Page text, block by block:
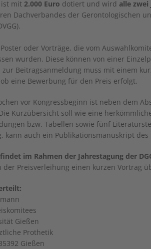
ist mit 2.000 Euro dotiert und wird alle zwei
Dachverbandes der Gerontologischen
oder Vorträge, die vom
wurden. Diese können von einer
Beitragsanmeldung muss mit einem
eine Bewerbung für den Preis erfolgt.
vor Kongressbeginn ist neben dem
Kurzübersicht soll wie eine
bzw. Tabellen sowie fünf
kann auch ein Publikationsmanuskript
im Rahmen der Jahrestagung der
der Preisverleihung einen kurzen Vortrag
Gießen
Prothetik
Gießen